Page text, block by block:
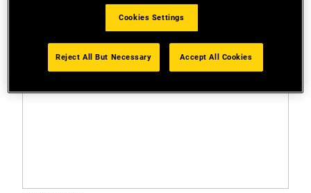
Cookies Settings
Reject All But Necessary Accept All Cookies